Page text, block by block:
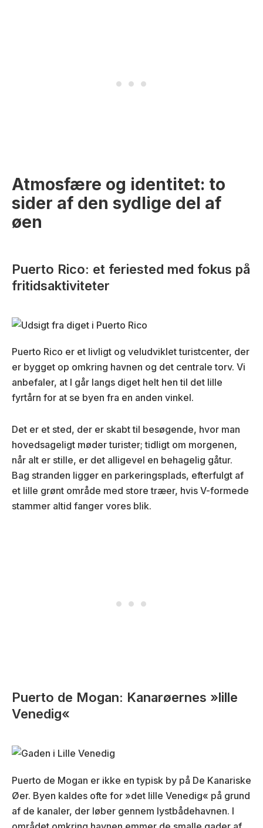
Atmosfære og identitet: to
sider af den sydlige del af
øen
Puerto Rico: et feriested med fokus på
fritidsaktiviteter
Puerto Rico er et livligt og veludviklet turistcenter, der
er bygget op omkring havnen og det centrale torv. Vi
anbefaler, at I går langs diget helt hen til det lille
fyrtårn for at se byen fra en anden vinkel.
Det er et sted, der er skabt til besøgende, hvor man
hovedsageligt møder turister; tidligt om morgenen,
når alt er stille, er det alligevel en behagelig gåtur.
Bag stranden ligger en parkeringsplads, efterfulgt af
et lille grønt område med store træer, hvis V-formede
stammer altid fanger vores blik.
Puerto de Mogan: Kanarøernes »lille
Venedig«
Puerto de Mogan er ikke en typisk by på De Kanariske
Øer. Byen kaldes ofte for »det lille Venedig« på grund
af de kanaler, der løber gennem lystbådehavnen. I